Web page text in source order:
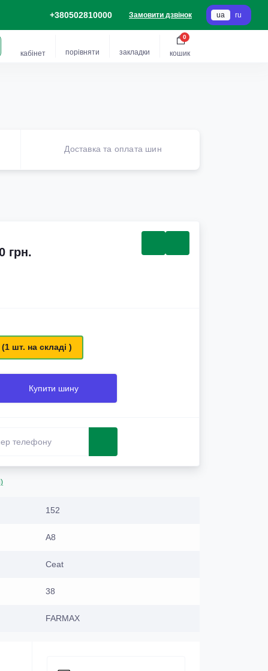
+380502810000 Замовити дзвінок ua ru
кабінет порівняти закладки кошик
0
Доставка та оплата шин
грн.
шт. на складі )
Купити шину
152
A8
Ceat
38
FARMAX